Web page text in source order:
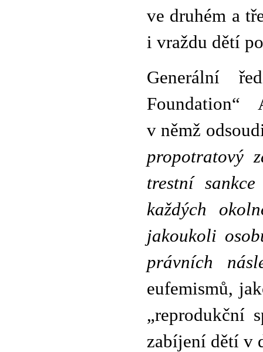
ve druhém a
i vraždu dětí
Generální
Foundation“
v němž
propotratový
trestní
každých
jakoukoli
právních
eufemismů,
„reprodukční
zabíjení dětí v